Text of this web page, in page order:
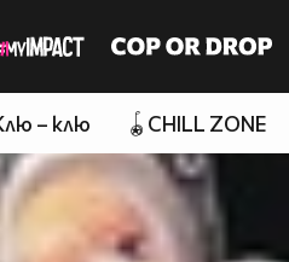
– клю 🪀CHILL ZONE